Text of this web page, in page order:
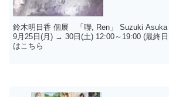
鈴木明日香 個展 「聯, Ren」 Suzuki Asuka Solo Exhibition 2023
9月25日(月) → 30日(土) 12:00～19:00 (最終日は17:00閉廊) ... ≫詳細
はこちら